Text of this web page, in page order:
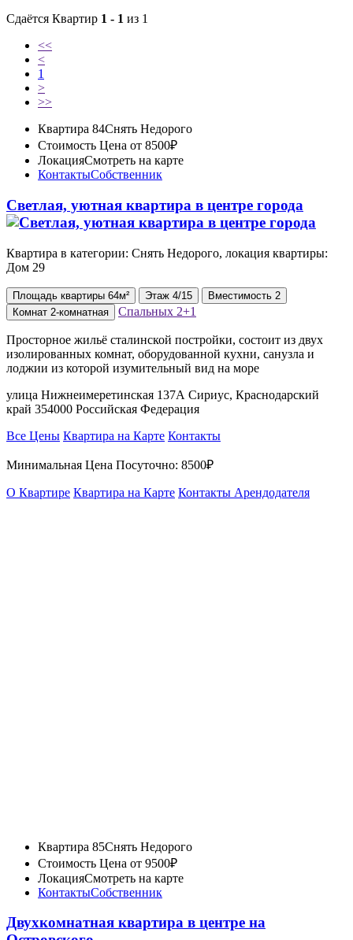
Сдаётся Квартир 1 - 1 из 1
<<
<
1
>
>>
Квартира 84Снять Недорого
Стоимость Цена от 8500₽
ЛокацияСмотреть на карте
КонтактыСобственник
Светлая, уютная квартира в центре города
Квартира в категории: Снять Недорого, локация квартиры:
Дом 29
Площадь квартиры 64м² Этаж 4/15 Вместимость 2
Комнат 2-комнатная Спальных 2+1
Просторное жильё сталинской постройки, состоит из двух
изолированных комнат, оборудованной кухни, санузла и
лоджии из которой изумительный вид на море
улица Нижнеимеретинская 137А Сириус, Краснодарский
край 354000 Российская Федерация
Все Цены Квартира на Карте Контакты
Минимальная Цена Посуточно: 8500₽
О Квартире Квартира на Карте Контакты Арендодателя
Квартира 85Снять Недорого
Стоимость Цена от 9500₽
ЛокацияСмотреть на карте
КонтактыСобственник
Двухкомнатная квартира в центре на